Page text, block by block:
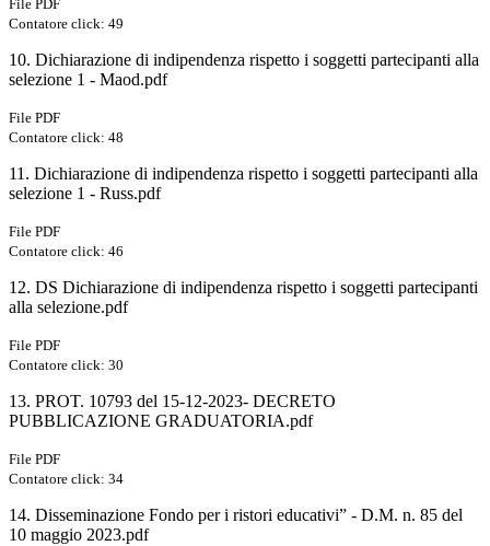
File PDF
Contatore click: 49
10. Dichiarazione di indipendenza rispetto i soggetti partecipanti alla
selezione 1 - Maod.pdf
File PDF
Contatore click: 48
11. Dichiarazione di indipendenza rispetto i soggetti partecipanti alla
selezione 1 - Russ.pdf
File PDF
Contatore click: 46
12. DS Dichiarazione di indipendenza rispetto i soggetti partecipanti
alla selezione.pdf
File PDF
Contatore click: 30
13. PROT. 10793 del 15-12-2023- DECRETO
PUBBLICAZIONE GRADUATORIA.pdf
File PDF
Contatore click: 34
14. Disseminazione Fondo per i ristori educativi” - D.M. n. 85 del
10 maggio 2023.pdf